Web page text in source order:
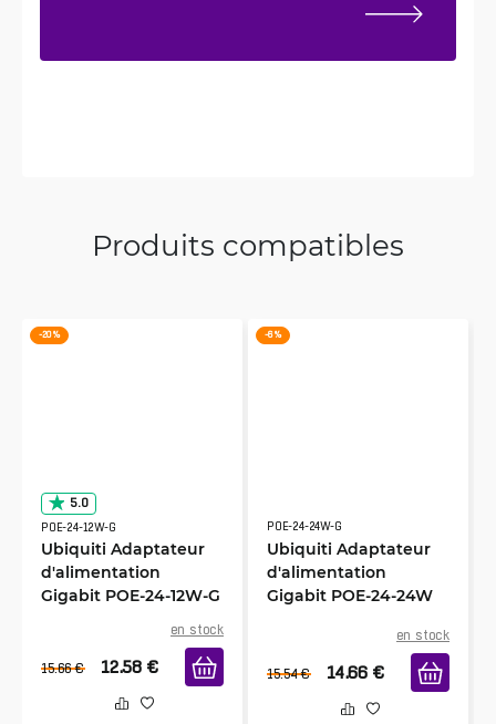
Produits compatibles
-20 %
5.0
POE-24-12W-G
Ubiquiti Adaptateur
d'alimentation
Gigabit POE-24-12W-G
en stock
15.66 € 12.58 €
-6 %
POE-24-24W-G
Ubiquiti Adaptateur
d'alimentation
Gigabit POE-24-24W
en stock
15.54 € 14.66 €